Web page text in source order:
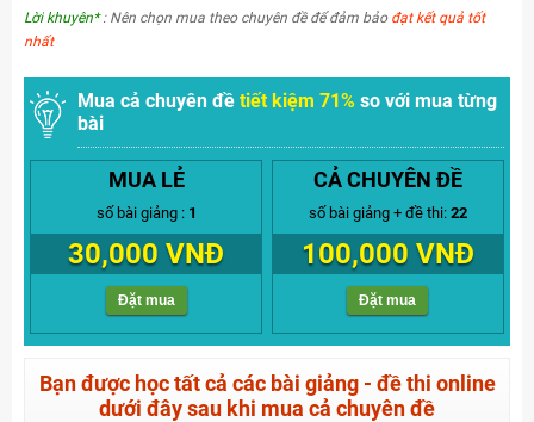
Lời khuyên*: Nên chọn mua theo chuyên đề để đảm bảo đạt kết quả tốt
nhất
Mua cả chuyên đề tiết kiệm 71% so với mua từng
bài
MUA LẺ
số bài giảng : 1
30,000 VNĐ
Đặt mua
CẢ CHUYÊN ĐỀ
số bài giảng + đề thi: 22
100,000 VNĐ
Đặt mua
Bạn được học tất cả các bài giảng - đề thi online
dưới đây sau khi mua cả chuyên đề